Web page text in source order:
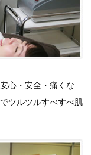
心・安全・痛くな
ツルツルすべすべ肌